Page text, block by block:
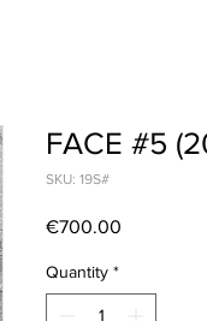
FACE #5
SKU: 19S#
€700.00
Quantity *